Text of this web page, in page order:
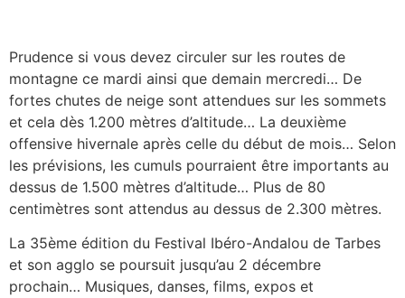
Prudence si vous devez circuler sur les routes de
montagne ce mardi ainsi que demain mercredi… De
fortes chutes de neige sont attendues sur les sommets
et cela dès 1.200 mètres d’altitude… La deuxième
offensive hivernale après celle du début de mois… Selon
les prévisions, les cumuls pourraient être importants au
dessus de 1.500 mètres d’altitude… Plus de 80
centimètres sont attendus au dessus de 2.300 mètres.
La 35ème édition du Festival Ibéro-Andalou de Tarbes
et son agglo se poursuit jusqu’au 2 décembre
prochain… Musiques, danses, films, expos et